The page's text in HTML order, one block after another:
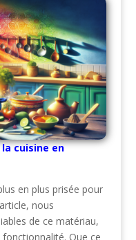
cuisine en
en plus prisée pour
nous
de ce matériau,
Que ce